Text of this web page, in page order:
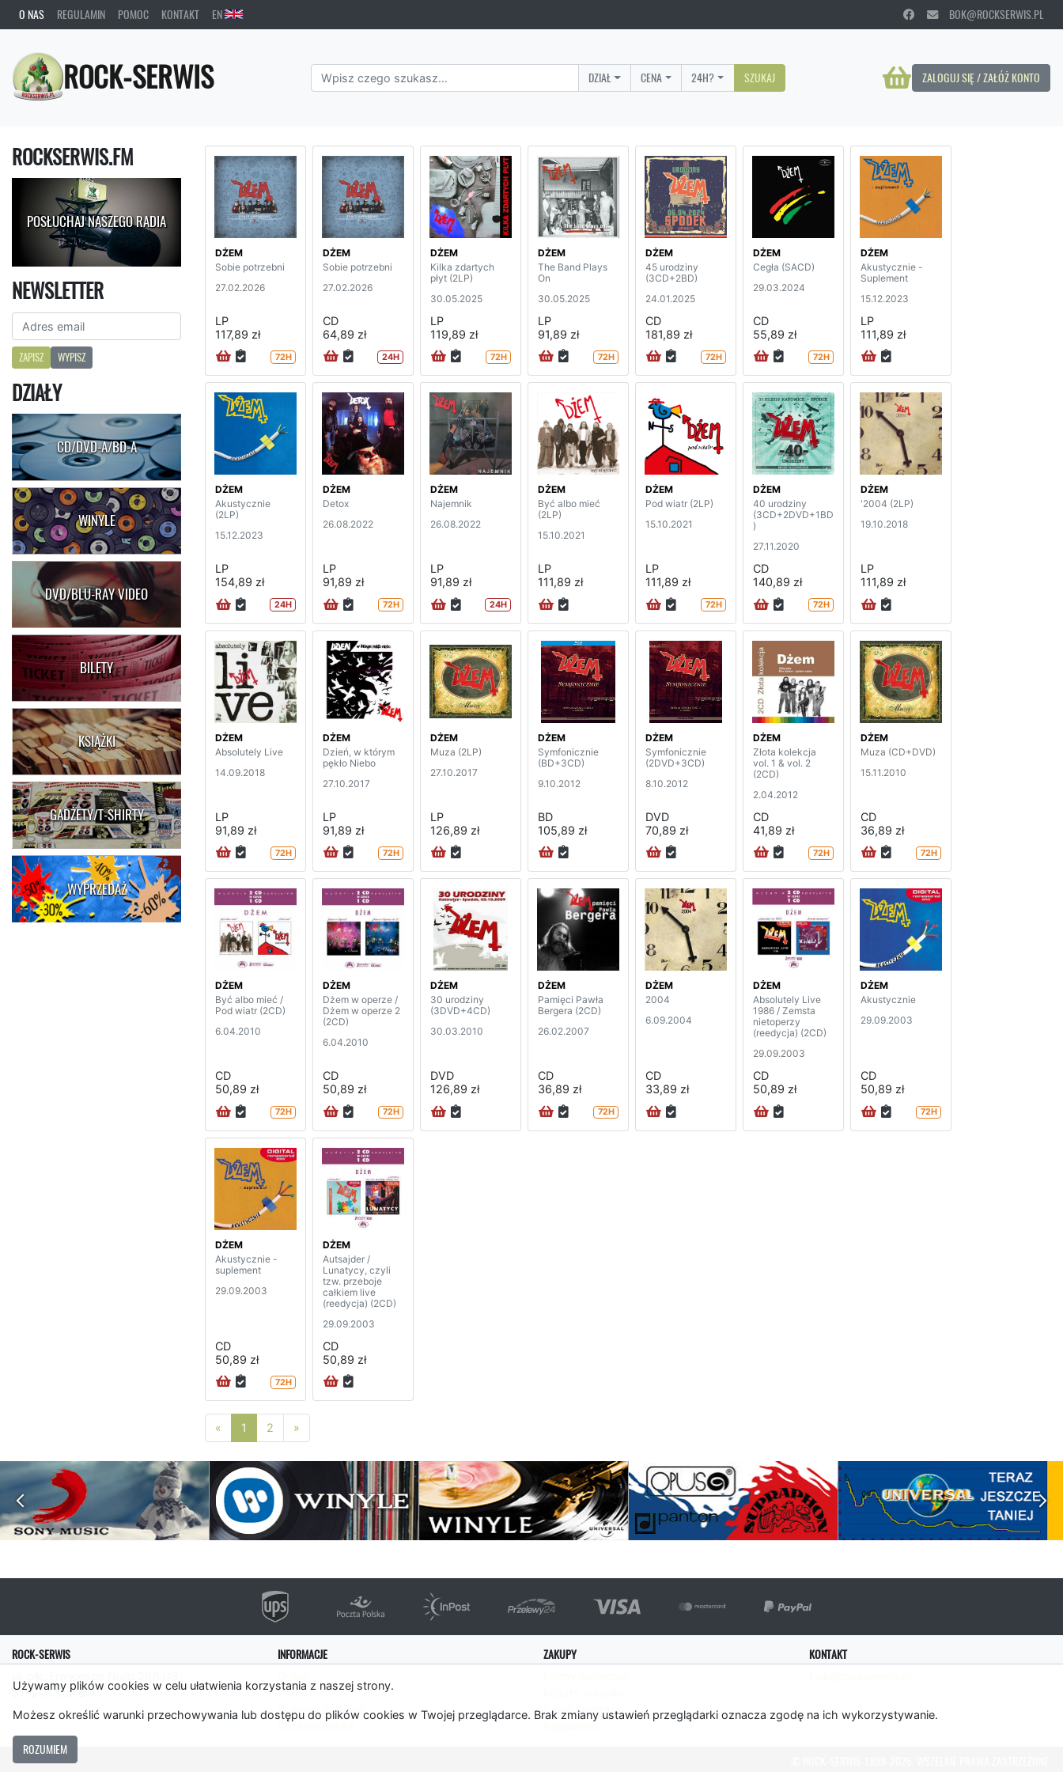
Używamy plików cookies w celu ułatwienia korzystania z naszej strony.
Możesz określić warunki przechowywania lub dostępu do plików cookies w Twojej przeglądarce. Brak zmiany ustawień przeglądarki oznacza zgodę na ich wykorzystywanie.
ROZUMIEM
O NAS REGULAMIN POMOC KONTAKT EN BOK@ROCKSERWIS.PL
ROCK-SERWIS ZALOGUJ SIĘ / ZAŁÓŻ KONTO
DZIAŁ CENA 24H? SZUKAJ
ROCKSERWIS.FM
POSŁUCHAJ NASZEGO RADIA
NEWSLETTER
ZAPISZ WYPISZ
DZIAŁY
CD/DVD-A/BD-A
WINYLE
DVD/BLU-RAY VIDEO
BILETY
KSIĄŻKI
GADŻETY/T-SHIRTY
WYPRZEDAŻ
DŻEM
Sobie potrzebni
27.02.2026
LP
117,89 zł
72H
DŻEM
Sobie potrzebni
27.02.2026
CD
64,89 zł
24H
DŻEM
Kilka zdartych
płyt (2LP)
30.05.2025
LP
119,89 zł
72H
DŻEM
The Band Plays
On
30.05.2025
LP
91,89 zł
72H
DŻEM
45 urodziny
(3CD+2BD)
24.01.2025
CD
181,89 zł
72H
DŻEM
Cegła (SACD)
29.03.2024
CD
55,89 zł
72H
DŻEM
Akustycznie -
Suplement
15.12.2023
LP
111,89 zł
DŻEM
Akustycznie
(2LP)
15.12.2023
LP
154,89 zł
24H
DŻEM
Detox
26.08.2022
LP
91,89 zł
72H
DŻEM
Najemnik
26.08.2022
LP
91,89 zł
24H
DŻEM
Być albo mieć
(2LP)
15.10.2021
LP
111,89 zł
DŻEM
Pod wiatr (2LP)
15.10.2021
LP
111,89 zł
72H
DŻEM
40 urodziny
(3CD+2DVD+1BD
)
27.11.2020
CD
140,89 zł
72H
DŻEM
'2004 (2LP)
19.10.2018
LP
111,89 zł
DŻEM
Absolutely Live
14.09.2018
LP
91,89 zł
72H
DŻEM
Dzień, w którym
pękło Niebo
27.10.2017
LP
91,89 zł
72H
DŻEM
Muza (2LP)
27.10.2017
LP
126,89 zł
DŻEM
Symfonicznie
(BD+3CD)
9.10.2012
BD
105,89 zł
DŻEM
Symfonicznie
(2DVD+3CD)
8.10.2012
DVD
70,89 zł
DŻEM
Złota kolekcja
vol. 1 & vol. 2
(2CD)
2.04.2012
CD
41,89 zł
72H
DŻEM
Muza (CD+DVD)
15.11.2010
CD
36,89 zł
72H
DŻEM
Być albo mieć /
Pod wiatr (2CD)
6.04.2010
CD
50,89 zł
72H
DŻEM
Dżem w operze /
Dżem w operze 2
(2CD)
6.04.2010
CD
50,89 zł
72H
DŻEM
30 urodziny
(3DVD+4CD)
30.03.2010
DVD
126,89 zł
DŻEM
Pamięci Pawła
Bergera (2CD)
26.02.2007
CD
36,89 zł
72H
DŻEM
2004
6.09.2004
CD
33,89 zł
DŻEM
Absolutely Live
1986 / Zemsta
nietoperzy
(reedycja) (2CD)
29.09.2003
CD
50,89 zł
DŻEM
Akustycznie
29.09.2003
CD
50,89 zł
72H
DŻEM
Akustycznie -
suplement
29.09.2003
CD
50,89 zł
72H
DŻEM
Autsajder /
Lunatycy, czyli
tzw. przeboje
całkiem live
(reedycja) (2CD)
29.09.2003
CD
50,89 zł
« Poprzednia strona
1 2 »
ROCK-SERWIS
31-543 Kraków
INFORMACJE
Pomoc
Polityka cookies
ZAKUPY
Panel Klienta
KONTAKT